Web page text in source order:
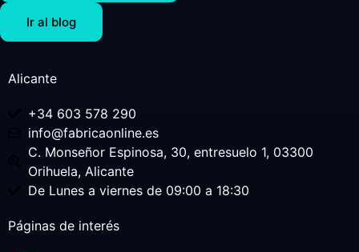
Ir al blog
Páginas de interés
Alicante
+34 603 578 290
info@fabricaonline.es
C. Monseñor Espinosa, 30, entresuelo 1, 03300
Orihuela, Alicante
De Lunes a viernes de 09:00 a 18:30